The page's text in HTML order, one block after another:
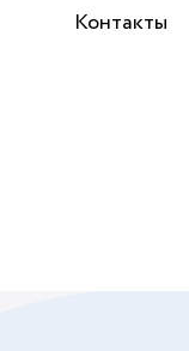
Контакты